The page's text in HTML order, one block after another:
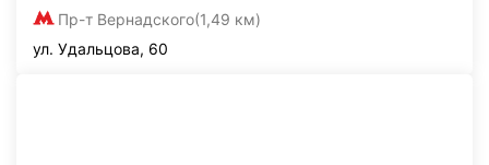
Пр-т Вернадского(1,49 км)
ул. Удальцова, 60